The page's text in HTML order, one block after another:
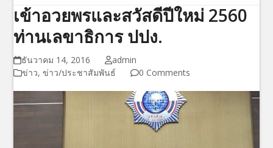
เข้าอวยพรและสวัสดีปีใหม่ 2560
ท่านเลขาธิการ ปปง.
ธันวาคม 14, 2016
admin
ข่าว,ข่าว/ประชาสัมพันธ์ 0 Comments